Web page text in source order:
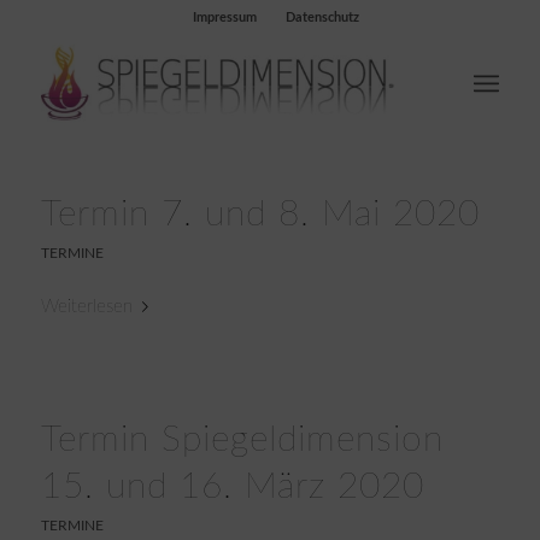
Impressum Datenschutz
Termin 7. und 8. Mai 2020
TERMINE
Weiterlesen
Termin Spiegeldimension
15. und 16. März 2020
TERMINE